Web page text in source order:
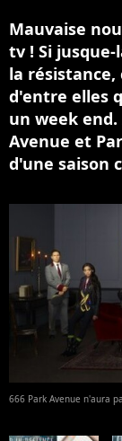
Mauvaise
tv ! Si
la
d'entre elles
un week end.
Avenue et
d'une saison
666 Park Avenue n'aura